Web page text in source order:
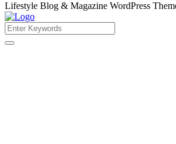
Lifestyle Blog & Magazine WordPress